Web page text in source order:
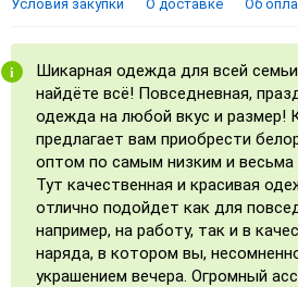
Условия закупки О доставке Об
Шикарная одежда для всей семьи
найдёте всё! Повседневная,
одежда на любой вкус и размер! Компания БелаРоссо
предлагает вам приобрести
оптом по самым низким и
Тут качественная и красивая
отлично подойдет как для
например, на работу, так и в
наряда, в котором вы,
украшением вечера. Огромный